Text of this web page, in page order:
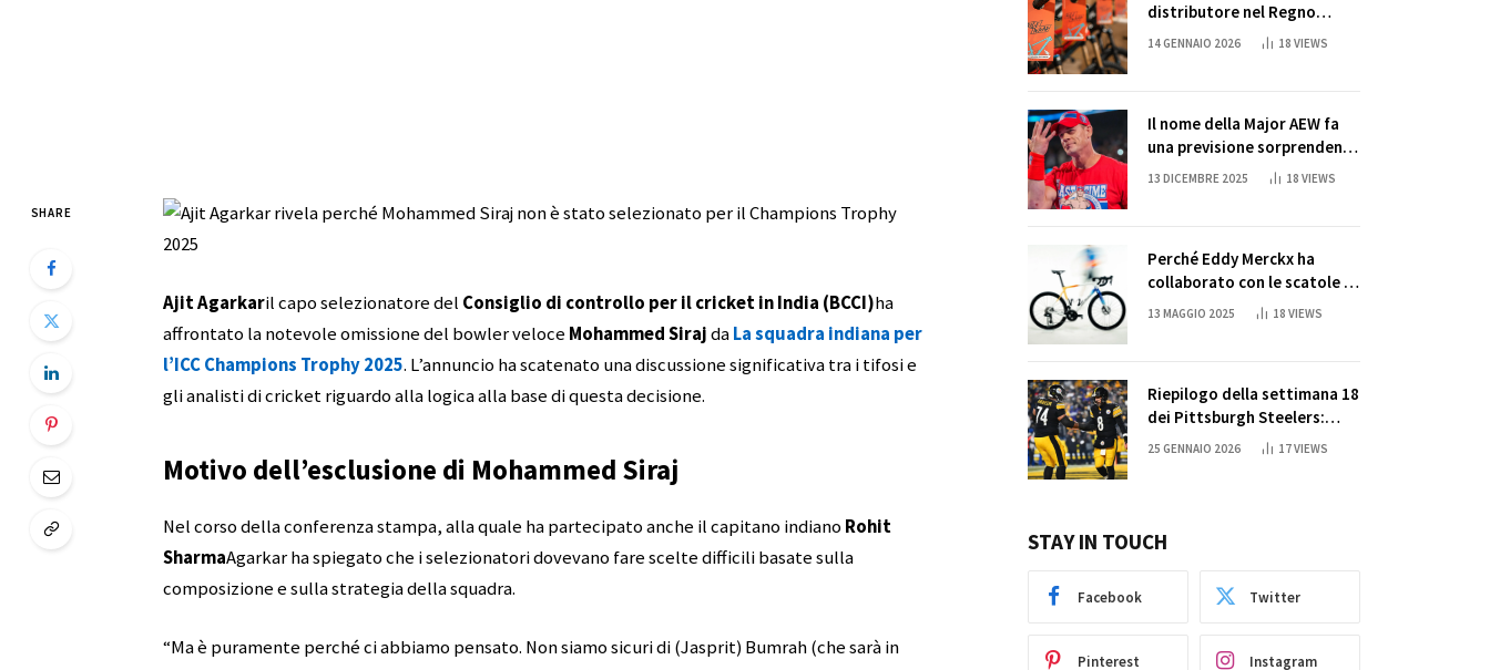
SHARE
Ajit Agarkaril capo selezionatore del Consiglio di controllo per il cricket in India (BCCI)ha
affrontato la notevole omissione del bowler veloce Mohammed SirajdaLa squadra indiana per
l’ICC Champions Trophy 2025. L’annuncio ha scatenato una discussione significativa tra i tifosi e
gli analisti di cricket riguardo alla logica alla base di questa decisione.
Motivo dell’esclusione di Mohammed Siraj
Nel corso della conferenza stampa, alla quale ha partecipato anche il capitano indiano Rohit
SharmaAgarkar ha spiegato che i selezionatori dovevano fare scelte difficili basate sulla
composizione e sulla strategia della squadra.
“Ma è puramente perché ci abbiamo pensato. Non siamo sicuri di (Jasprit) Bumrah (che sarà in
distributore nel Regno
Unito
14 GENNAIO 2026 18 VIEWS
Il nome della Major AEW fa
una previsione sorprendente
per la partita di ritiro di
13 DICEMBRE 2025 18 VIEWS
Perché Eddy Merckx ha
collaborato con le scatole di
succo di Sun Capri
13 MAGGIO 2025 18 VIEWS
Riepilogo della settimana 18
dei Pittsburgh Steelers:
credi nei miracoli?
25 GENNAIO 2026 17VIEWS
STAY IN TOUCH
Facebook Twitter
Pinterest Instagram